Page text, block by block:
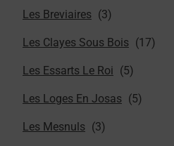
Les Breviaires
Les Clayes Sous Bois
Les Essarts Le Roi
Les Loges En Josas
Les Mesnuls